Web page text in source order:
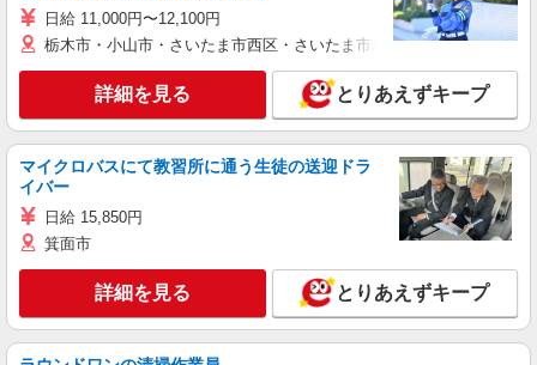
日給 11,000円〜12,100円
栃木市・小山市・さいたま市西区・さいたま市岩槻区・久喜市・蓮田
詳細を見る とりあえずキープ
マイクロバスにて教習所に通う生徒の送迎ドラ
イバー
日給 15,850円
箕面市
詳細を見る とりあえずキープ